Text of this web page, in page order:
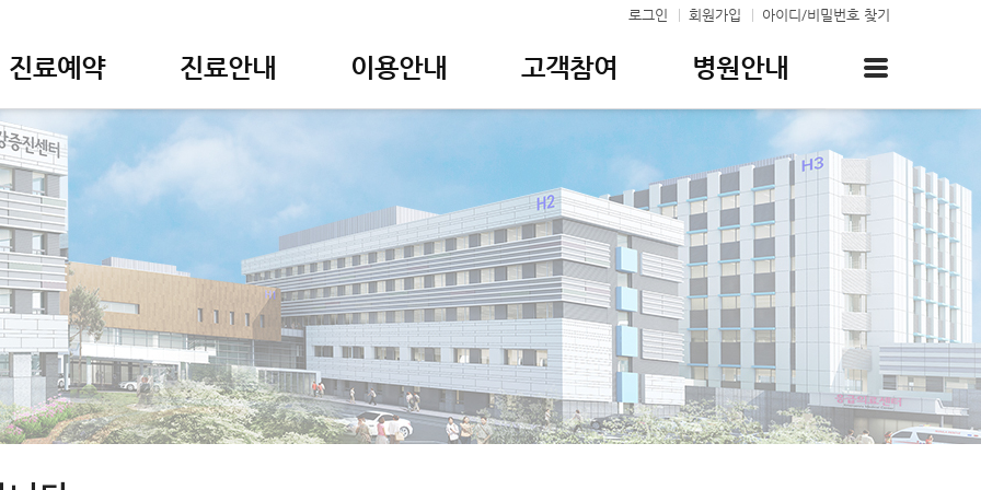
로그인 회원가입 아이디/비밀번호 찾기
진료예약 진료안내 이용안내 고객참여 병원안내